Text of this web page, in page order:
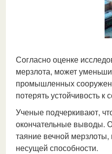
Согласно оценке
мерзлота, может
промышленных
потерять устойчивость
Ученые подчеркивают,
окончательные выводы.
таяние вечной
несущей способности.